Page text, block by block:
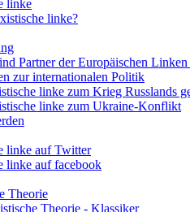
linke
linke?
Partner der Europäischen
zur internationalen Politik
linke zum Krieg Russlands
linke zum Ukraine-Konflikt
linke auf Twitter
linke auf facebook
Theorie
Theorie - Klassiker